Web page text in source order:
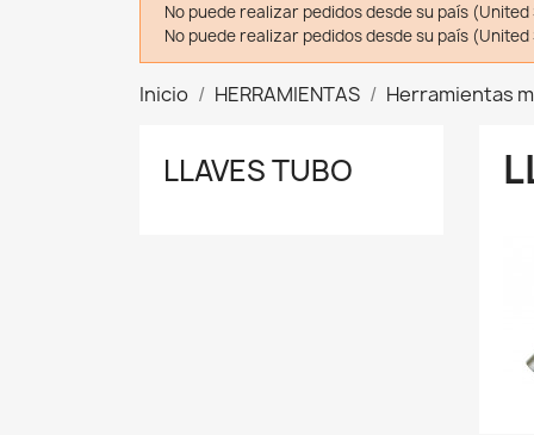
No puede realizar pedidos desde su país
No puede realizar pedidos desde su país
Inicio HERRAMIENTAS Herramientas
LLAVES TUBO